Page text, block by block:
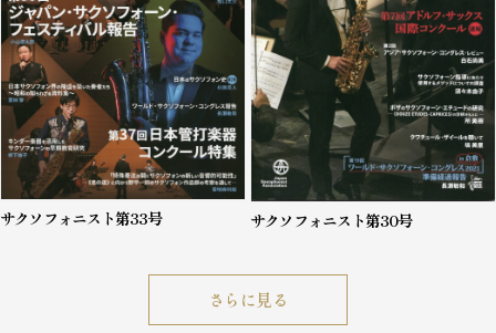
サクソフォニスト第33号 サクソフォニスト第30号
さらに見る